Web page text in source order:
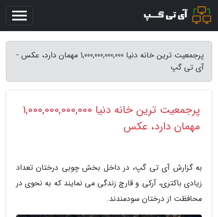
پرجمعیت ترین خانه دنیا 1,000,000,000,000 مهمان دارد، عکس -
آی تی گپ
پرجمعیت ترین خانه دنیا 1,000,000,000,000
مهمان دارد، عکس
به گزارش آی تی گپ، در داخل بخش چوبی درختان تعداد
زیادی باکتری، آرکی و قارچ زندگی می نمایند که به نحوی در
محافظت از درختان سودمندند.